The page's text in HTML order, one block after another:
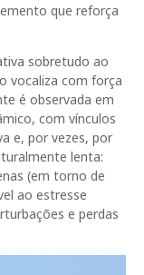
que reforça
sobretudo ao
vocaliza com força
é observada em
com vínculos
e, por vezes, por
lenta:
(em torno de
ao estresse
e perdas